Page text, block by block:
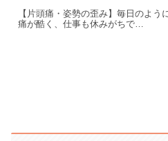
【片頭痛・姿勢の歪み】毎日のよう
痛が酷く、仕事も休みがちで…